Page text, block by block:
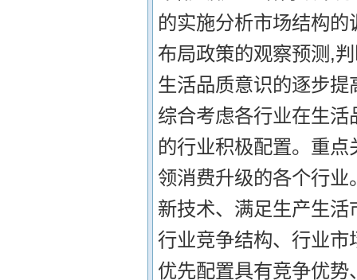
的实施分析市场结构
布局政策的观察预测,
生活品质意识的逐步
综合考虑各行业在生
的行业积极配置。重
领消费升级的各个行
新技术、满足生产生
行业竞争结构、行业
优先配置具有竞争优